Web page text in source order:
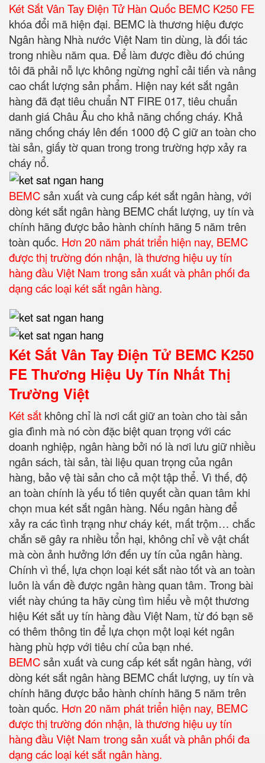
Két Sắt Vân Tay Điện Tử Hàn Quốc BEMC K250 FE
khóa đổi mã hiện đại. BEMC là thương hiệu được
Ngân hàng Nhà nước Việt Nam tin dùng, là đối tác
trong nhiều năm qua. Để làm được điều đó chúng
tôi đã phải nỗ lực không ngừng nghỉ cải tiến và nâng
cao chất lượng sản phẩm. Hiện nay két sắt ngân
hàng đã đạt tiêu chuẩn NT FIRE 017, tiêu chuẩn
danh giá Châu Âu cho khả năng chống cháy. Khả
năng chống cháy lên đến 1000 độ C giữ an toàn cho
tài sản, giấy tờ quan trong trong trường hợp xảy ra
cháy nổ.
BEMCsản xuất và cung cấp két sắt ngân hàng, với
dòng két sắt ngân hàng BEMC chất lượng, uy tín và
chính hãng được bảo hành chính hãng 5 năm trên
toàn quốc. Hơn 20 năm phát triển hiện nay, BEMC
được thị trường đón nhận, là thương hiệu uy tín
hàng đầu Việt Nam trong sản xuất và phân phối đa
dạng các loại két sắt ngân hàng.
Két Sắt Vân Tay Điện Tử BEMC K250
FE Thương Hiệu Uy Tín Nhất Thị
Trường Việt
Két sắt không chỉ là nơi cất giữ an toàn cho tài sản
gia đình mà nó còn đặc biệt quan trọng với các
doanh nghiệp, ngân hàng bởi nó là nơi lưu giữ nhiều
ngân sách, tài sản, tài liệu quan trọng của ngân
hàng, bảo vệ tài sản cho cả một tập thể. Vì thế, độ
an toàn chính là yếu tố tiên quyết cần quan tâm khi
chọn mua két sắt ngân hàng. Nếu ngân hàng để
xảy ra các tình trạng như cháy két, mất trộm… chắc
chắn sẽ gây ra nhiều tổn hại, không chỉ về vật chất
mà còn ảnh hưởng lớn đến uy tín của ngân hàng.
Chính vì thế, lựa chọn loại két sắt nào tốt và an toàn
luôn là vấn đề được ngân hàng quan tâm. Trong bài
viết này chúng ta hãy cùng tìm hiểu về một thương
hiệu Két sắt uy tín hàng đầu Việt Nam, từ đó bạn sẽ
có thêm thông tin để lựa chọn một loại két ngân
hàng phù hợp với tiêu chí của bạn nhé.
BEMCsản xuất và cung cấp két sắt ngân hàng, với
dòng két sắt ngân hàng BEMC chất lượng, uy tín và
chính hãng được bảo hành chính hãng 5 năm trên
toàn quốc. Hơn 20 năm phát triển hiện nay, BEMC
được thị trường đón nhận, là thương hiệu uy tín
hàng đầu Việt Nam trong sản xuất và phân phối đa
dạng các loại két sắt ngân hàng.